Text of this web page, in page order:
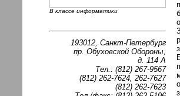
В классе информатики
193012, Санкт-Петербург
пр. Обуховской Обороны,
д. 114 А
Тел.: (812) 267-9567
(812) 262-7624, 262-7627
(812) 262-7623